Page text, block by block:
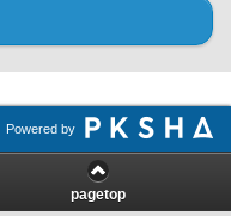
Powered by
pagetop